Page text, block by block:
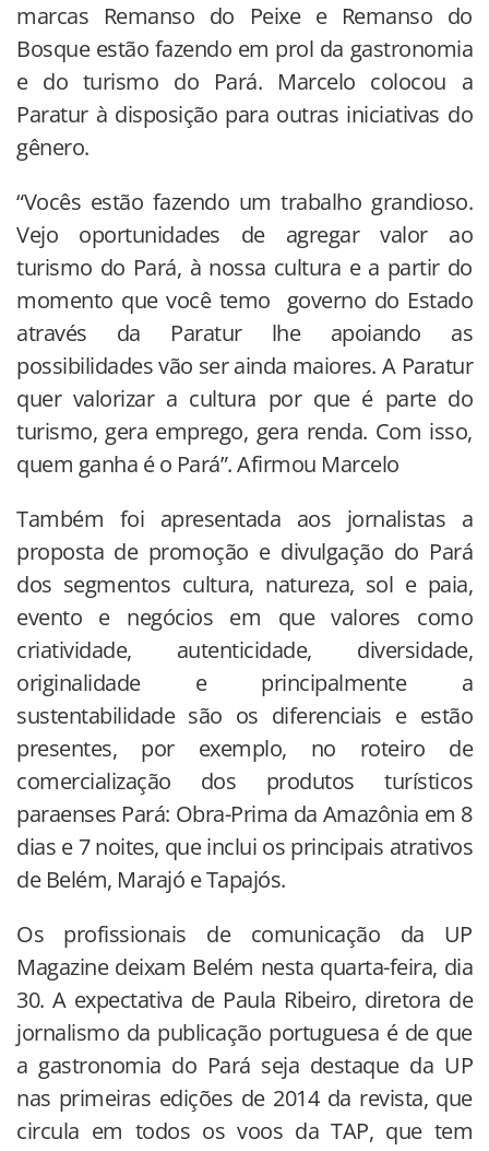
marcas Remanso do Peixe e Remanso do
Bosque estão fazendo em prol da gastronomia
e do turismo do Pará. Marcelo colocou a
Paratur à disposição para outras iniciativas do
gênero.
“Vocês estão fazendo um trabalho grandioso.
Vejo oportunidades de agregar valor ao
turismo do Pará, à nossa cultura e a partir do
momento que você temo governo do Estado
através da Paratur lhe apoiando as
possibilidades vão ser ainda maiores. A Paratur
quer valorizar a cultura por que é parte do
turismo, gera emprego, gera renda. Com isso,
quem ganha é o Pará”. Afirmou Marcelo
Também foi apresentada aos jornalistas a
proposta de promoção e divulgação do Pará
dos segmentos cultura, natureza, sol e paia,
evento e negócios em que valores como
criatividade, autenticidade, diversidade,
originalidade e principalmente a
sustentabilidade são os diferenciais e estão
presentes, por exemplo, no roteiro de
comercialização dos produtos turísticos
paraenses Pará: Obra-Prima da Amazônia em 8
dias e 7 noites, que inclui os principais atrativos
de Belém, Marajó e Tapajós.
Os profissionais de comunicação da UP
Magazine deixam Belém nesta quarta-feira, dia
30. A expectativa de Paula Ribeiro, diretora de
jornalismo da publicação portuguesa é de que
a gastronomia do Pará seja destaque da UP
nas primeiras edições de 2014 da revista, que
circula em todos os voos da TAP, que tem